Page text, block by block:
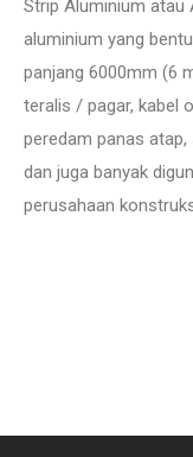
Strip Aluminium atau
aluminium yang
panjang 6000mm (6
teralis / pagar, kabel
peredam panas
dan juga banyak
perusahaan